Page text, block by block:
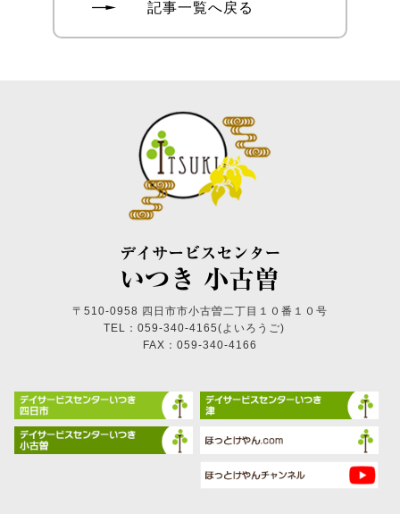
記事一覧へ戻る
〒510-0958 四日市市小古曽二丁目１０番１０号
TEL：059-340-4165(よいろうご)
FAX：059-340-4166